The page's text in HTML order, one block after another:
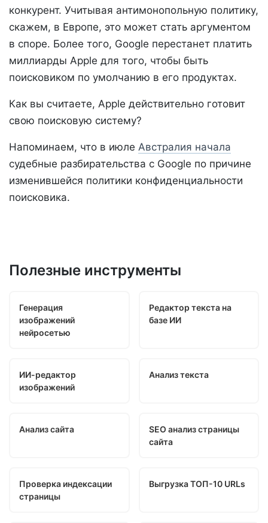
конкурент. Учитывая антимонопольную политику,
скажем, в Европе, это может стать аргументом
в споре. Более того, Google перестанет платить
миллиарды Apple для того, чтобы быть
поисковиком по умолчанию в его продуктах.
Как вы считаете, Apple действительно готовит
свою поисковую систему?
Напоминаем, что в июле Австралия начала
судебные разбирательства с Google по причине
изменившейся политики конфиденциальности
поисковика.
Полезные инструменты
Генерация
изображений
нейросетью
Редактор текста на
базе ИИ
ИИ-редактор
изображений
Анализ текста
Анализ сайта
SEO анализ страницы
сайта
Проверка индексации
страницы
Выгрузка ТОП-10 URLs